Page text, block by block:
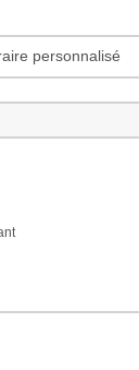
personnalisé